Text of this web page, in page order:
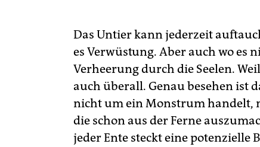
Das Untier kann jederzeit
es Verwüstung. Aber auch wo es
Verheerung durch die Seelen.
auch überall. Genau besehen ist
nicht um ein Monstrum handelt,
die schon aus der Ferne
jeder Ente steckt eine potenzielle